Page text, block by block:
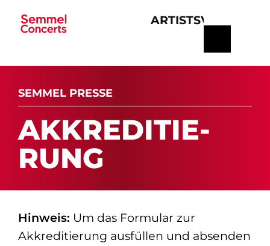
ARTISTS
SEMMEL PRESSE
AK­K­RE­DI­TIE­
RUNG
Hinweis: Um das Formular zur
Akkreditierung ausfüllen und absenden